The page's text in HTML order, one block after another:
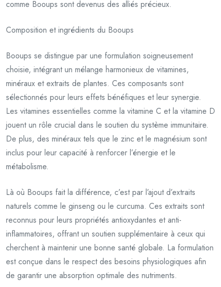
comme Booups sont devenus des alliés précieux.
Composition et ingrédients du Booups
Booups se distingue par une formulation soigneusement
choisie, intégrant un mélange harmonieux de vitamines,
minéraux et extraits de plantes. Ces composants sont
sélectionnés pour leurs effets bénéfiques et leur synergie.
Les vitamines essentielles comme la vitamine C et la vitamine D
jouent un rôle crucial dans le soutien du système immunitaire.
De plus, des minéraux tels que le zinc et le magnésium sont
inclus pour leur capacité à renforcer l’énergie et le
métabolisme.
Là où Booups fait la différence, c’est par l’ajout d’extraits
naturels comme le ginseng ou le curcuma. Ces extraits sont
reconnus pour leurs propriétés antioxydantes et anti-
inflammatoires, offrant un soutien supplémentaire à ceux qui
cherchent à maintenir une bonne santé globale. La formulation
est conçue dans le respect des besoins physiologiques afin
de garantir une absorption optimale des nutriments.